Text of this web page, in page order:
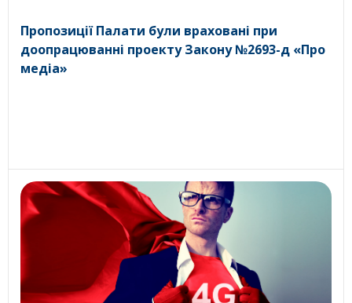
Пропозиції Палати були враховані при
доопрацюванні проекту Закону №2693-д «Про
медіа»